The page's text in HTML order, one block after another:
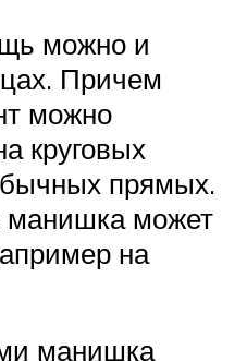
можно и
Причем
можно
круговых
прямых.
манишка может
на
манишка